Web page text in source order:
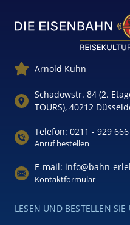
Arnold Kühn
Schadowstr. 84 (2.
TOURS), 40212
Telefon: 0211 - 929
Anruf bestellen
E-mail: info@bahn-
Kontaktformular
LESEN UND BESTELLEN SIE